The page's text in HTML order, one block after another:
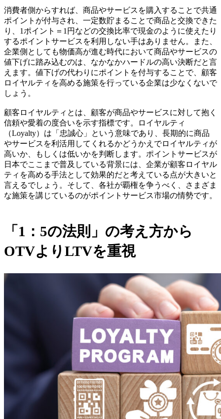
消費者側からすれば、商品やサービスを購入することで共通
ポイントが付与され、一定数貯まることで商品と交換できた
り、1ポイント＝1円などの交換比率で現金のように使えたり
するポイントサービスを利用しない手はありません。また、
企業側としても物価高が進む時代において商品やサービスの
値下げに踏み込むのは、なかなかハードルの高い決断だと言
えます。値下げの代わりにポイントを付与することで、顧客
ロイヤルティを高める施策を行っている企業は少なくないで
しょう。
顧客ロイヤルティとは、顧客が商品やサービスに対して抱く
信頼や愛着の度合いを示す指標です。ロイヤルティ
（Loyalty）は「忠誠心」という意味であり、長期的に商品
やサービスを利活用してくれるかどうかえでロイヤルティが
高いか、もしくは低いかを判断します。ポイントサービスが
日本でここまで普及している背景には、企業が顧客ロイヤル
ティを高める手法として効果的だと考えている点が大きいと
言えるでしょう。そして、各社が覇権を争うべく、さまざま
な施策を講じているのがポイントサービス市場の情勢です。
「1：5の法則」の考え方から
OTVよりLTVを重視